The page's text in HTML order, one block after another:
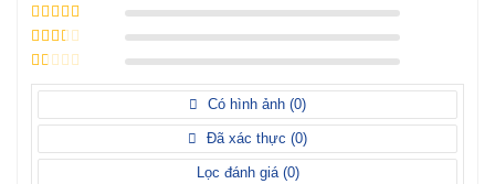
Được xếp
sao
Được
hạng3
5 sao
Được
hạng
sao
Được
1
sao
Có hình ảnh (0)
Đã xác thực (0)
Lọc đánh giá (0)